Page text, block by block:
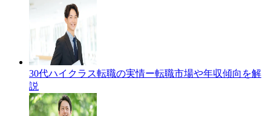
30代ハイクラス転職の実情ー転職市場や年収傾向を解
説